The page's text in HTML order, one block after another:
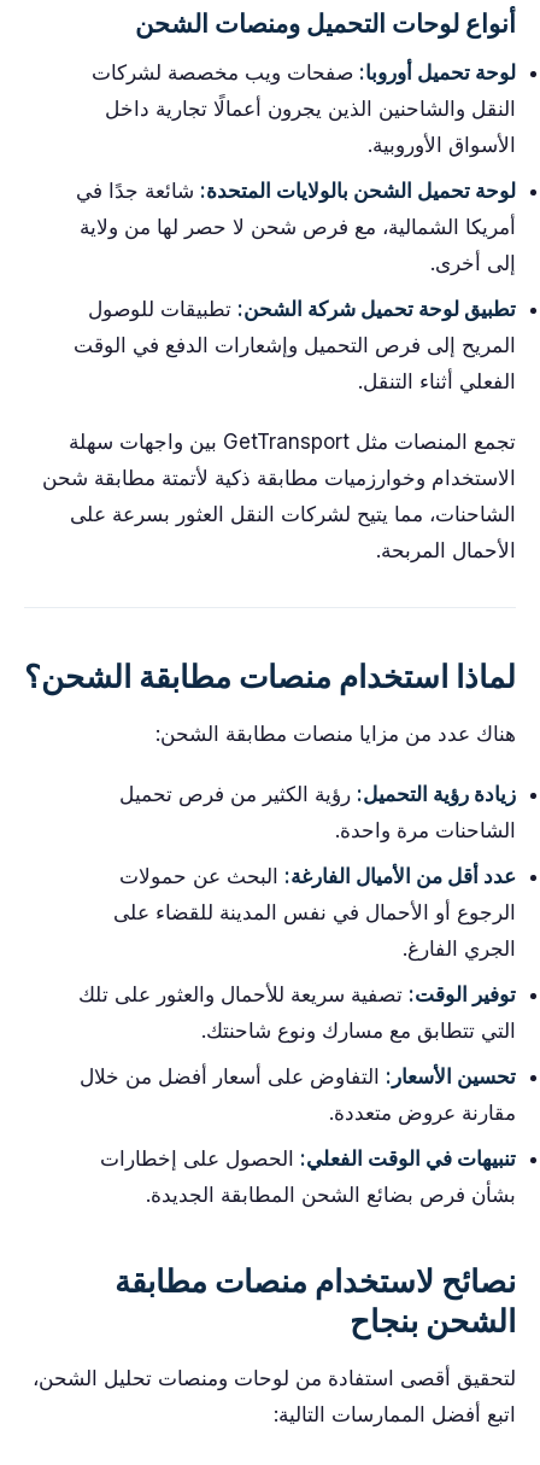
أنواع لوحات التحميل ومنصات الشحن
لوحة تحميل أوروبا: صفحات ويب مخصصة لشركات
النقل والشاحنين الذين يجرون أعمالًا تجارية داخل
الأسواق الأوروبية.
لوحة تحميل الشحن بالولايات المتحدة: شائعة جدًا في
أمريكا الشمالية، مع فرص شحن لا حصر لها من ولاية
إلى أخرى.
تطبيق لوحة تحميل شركة الشحن: تطبيقات للوصول
المريح إلى فرص التحميل وإشعارات الدفع في الوقت
الفعلي أثناء التنقل.
تجمع المنصات مثل GetTransport بين واجهات سهلة
الاستخدام وخوارزميات مطابقة ذكية لأتمتة مطابقة شحن
الشاحنات، مما يتيح لشركات النقل العثور بسرعة على
الأحمال المربحة.
لماذا استخدام منصات مطابقة الشحن؟
هناك عدد من مزايا منصات مطابقة الشحن:
زيادة رؤية التحميل: رؤية الكثير من فرص تحميل
الشاحنات مرة واحدة.
عدد أقل من الأميال الفارغة: البحث عن حمولات
الرجوع أو الأحمال في نفس المدينة للقضاء على
الجري الفارغ.
توفير الوقت: تصفية سريعة للأحمال والعثور على تلك
التي تتطابق مع مسارك ونوع شاحنتك.
تحسين الأسعار: التفاوض على أسعار أفضل من خلال
مقارنة عروض متعددة.
تنبيهات في الوقت الفعلي: الحصول على إخطارات
بشأن فرص بضائع الشحن المطابقة الجديدة.
نصائح لاستخدام منصات مطابقة
الشحن بنجاح
لتحقيق أقصى استفادة من لوحات ومنصات تحليل الشحن،
اتبع أفضل الممارسات التالية: